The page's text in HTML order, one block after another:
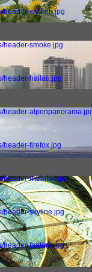
header-wolken.jpg
header-smoke.jpg
header-hallau.jpg
header-
header-firefox.jpg
header-rheinfall.jpg
header-skyline.jpg
header-feature.jpg